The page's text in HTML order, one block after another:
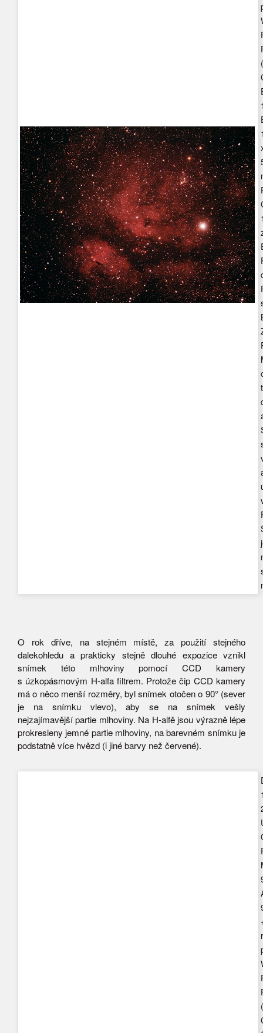
O rok dříve, na stejném místě, za použití stejného
dalekohledu a prakticky stejně dlouhé expozice vznikl
snímek této mlhoviny pomocí CCD kamery
s úzkopásmovým H-alfa filtrem. Protože čip CCD kamery
má o něco menší rozměry, byl snímek otočen o 90° (sever
je na snímku vlevo), aby se na snímek vešly
nejzajímavější partie mlhoviny. Na H-alfě jsou výrazně lépe
prokresleny jemné partie mlhoviny, na barevném snímku je
podstatně více hvězd (i jiné barvy než červené).